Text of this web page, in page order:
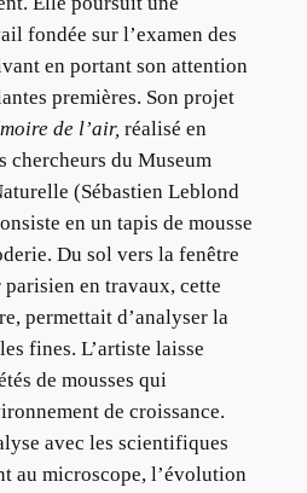
fondée sur l’examen des
en portant son attention
premières. Son projet
de l’air, réalisé en
chercheurs du Museum
(Sébastien Leblond
en un tapis de mousse
Du sol vers la fenêtre
en travaux, cette
permettait d’analyser la
fines. L’artiste laisse
de mousses qui
de croissance.
avec les scientifiques
au microscope, l’évolution